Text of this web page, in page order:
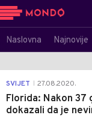
Naslovna Najnovije
SVIJET 27.08.2020.
Florida: Nakon 37
dokazali da je